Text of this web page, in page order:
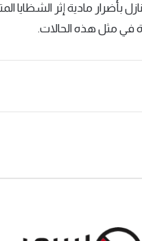
بأضرار مادية إثر الشظايا
في مثل هذه الحالات.